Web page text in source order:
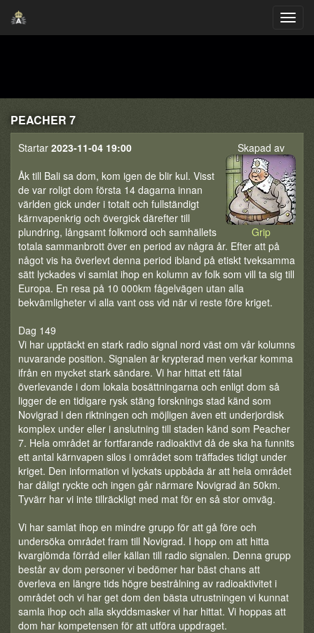
PEACHER 7
Skapad av
Grip
Startar 2023-11-04 19:00
Åk till Bali sa dom, kom igen de blir kul. Visst
de var roligt dom första 14 dagarna innan
världen gick under i totalt och fullständigt
kärnvapenkrig och övergick därefter till
plundring, långsamt folkmord och samhällets
totala sammanbrott över en period av några år. Efter att på
något vis ha överlevt denna period ibland på etiskt tveksamma
sätt lyckades vi samlat ihop en kolumn av folk som vill ta sig till
Europa. En resa på 10 000km fågelvägen utan alla
bekvämligheter vi alla vant oss vid när vi reste före kriget.
Dag 149
Vi har upptäckt en stark radio signal nord väst om vår kolumns
nuvarande position. Signalen är krypterad men verkar komma
ifrån en mycket stark sändare. Vi har hittat ett fåtal
överlevande i dom lokala bosättningarna och enligt dom så
ligger de en tidigare rysk stäng forsknings stad känd som
Novigrad i den riktningen och möjligen även ett underjordisk
komplex under eller i anslutning till staden känd som Peacher
7. Hela området är fortfarande radioaktivt då de ska ha funnits
ett antal kärnvapen silos i området som träffades tidigt under
kriget. Den information vi lyckats uppbåda är att hela området
har dåligt ryckte och ingen går närmare Novigrad än 50km.
Tyvärr har vi inte tillräckligt med mat för en så stor omväg.
Vi har samlat ihop en mindre grupp för att gå före och
undersöka området fram till Novigrad. I hopp om att hitta
kvarglömda förråd eller källan till radio signalen. Denna grupp
består av dom personer vi bedömer har bäst chans att
överleva en längre tids högre bestrålning av radioaktivitet i
området och vi har get dom den bästa utrustningen vi kunnat
samla ihop och alla skyddsmasker vi har hittat. Vi hoppas att
dom har kompetensen för att utföra uppdraget.